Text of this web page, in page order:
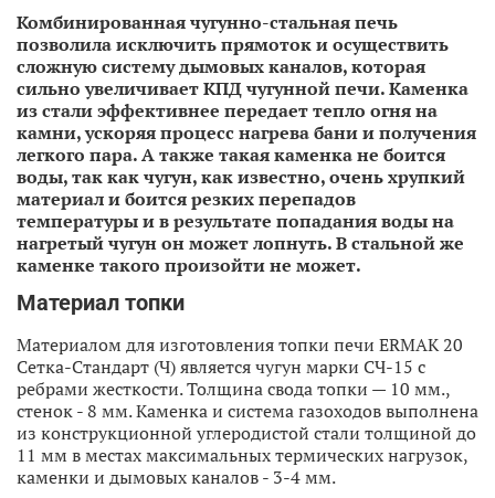
Комбинированная чугунно-стальная печь
позволила исключить прямоток и осуществить
сложную систему дымовых каналов, которая
сильно увеличивает КПД чугунной печи. Каменка
из стали эффективнее передает тепло огня на
камни, ускоряя процесс нагрева бани и получения
легкого пара. А также такая каменка не боится
воды, так как чугун, как известно, очень хрупкий
материал и боится резких перепадов
температуры и в результате попадания воды на
нагретый чугун он может лопнуть. В стальной же
каменке такого произойти не может.
Материал топки
Материалом для изготовления топки печи ERMAK 20
Сетка-Стандарт (Ч) является чугун марки СЧ-15 с
ребрами жесткости. Толщина свода топки — 10 мм.,
стенок - 8 мм. Каменка и система газоходов выполнена
из конструкционной углеродистой стали толщиной до
11 мм в местах максимальных термических нагрузок,
каменки и дымовых каналов - 3-4 мм.